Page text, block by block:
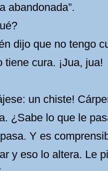
abandonada”.
dijo que no tengo
tiene cura. ¡Jua, jua!
un chiste!
¿Sabe lo que le
Y es
y eso lo altera. Le